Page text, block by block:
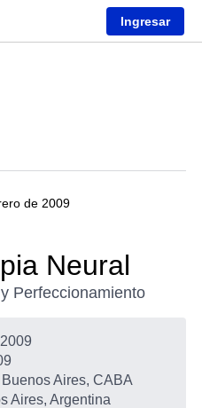
Ingresar
de 2009
Neural
Perfeccionamiento
Aires, CABA
Aires, Argentina